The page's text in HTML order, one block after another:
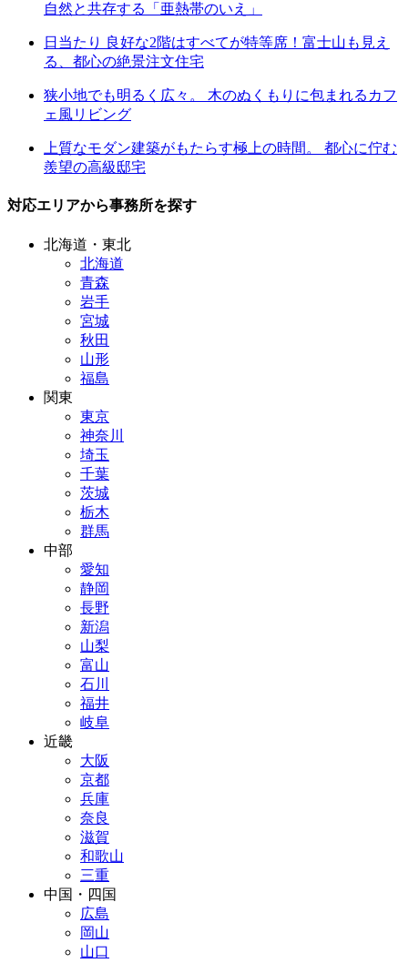
自然と共存する「亜熱帯のいえ」
日当たり 良好な2階はすべてが特等席！富士山も見え
る、都心の絶景注文住宅
狭小地でも明るく広々。 木のぬくもりに包まれるカフ
ェ風リビング
上質なモダン建築がもたらす極上の時間。 都心に佇む
羨望の高級邸宅
対応エリアから事務所を探す
北海道・東北
北海道
青森
岩手
宮城
秋田
山形
福島
関東
東京
神奈川
埼玉
千葉
茨城
栃木
群馬
中部
愛知
静岡
長野
新潟
山梨
富山
石川
福井
岐阜
近畿
大阪
京都
兵庫
奈良
滋賀
和歌山
三重
中国・四国
広島
岡山
山口